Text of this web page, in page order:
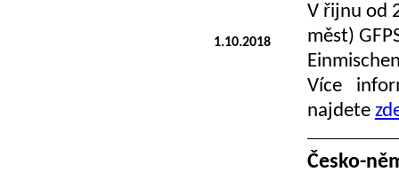
1.10.2018
V řijnu od
měst)
Více
najdete
Česko-